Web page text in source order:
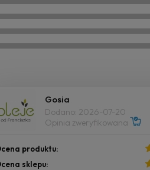
Gosia
Dodano: 2026-07-20
Opinia zweryfikowana
produktu:
sklepu: